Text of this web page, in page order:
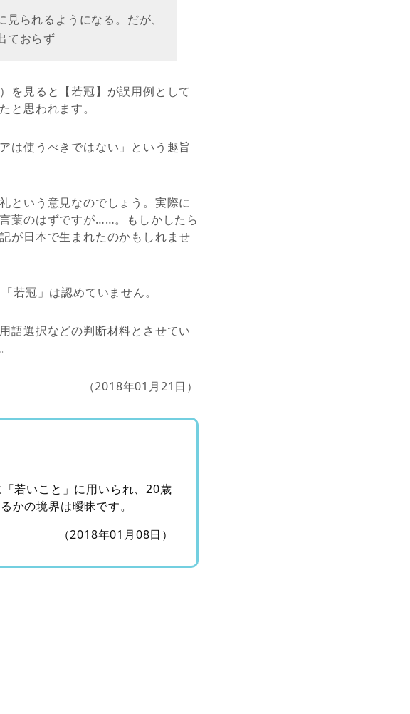
られるようになる。だが、
ておらず
を見ると【若冠】が誤用例として
と思われます。
は使うべきではない」という趣旨
という意見なのでしょう。実際に
葉のはずですが……。もしかしたら
が日本で生まれたのかもしれませ
若冠」は認めていません。
語選択などの判断材料とさせてい
（2018年01月21日）
若いこと」に用いられ、20歳
かの境界は曖昧です。
（2018年01月08日）